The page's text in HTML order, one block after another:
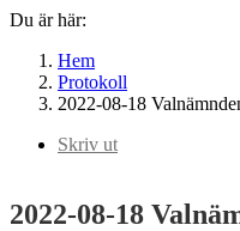
Du är här:
Hem
Protokoll
2022-08-18
Skriv ut
2022-08-18